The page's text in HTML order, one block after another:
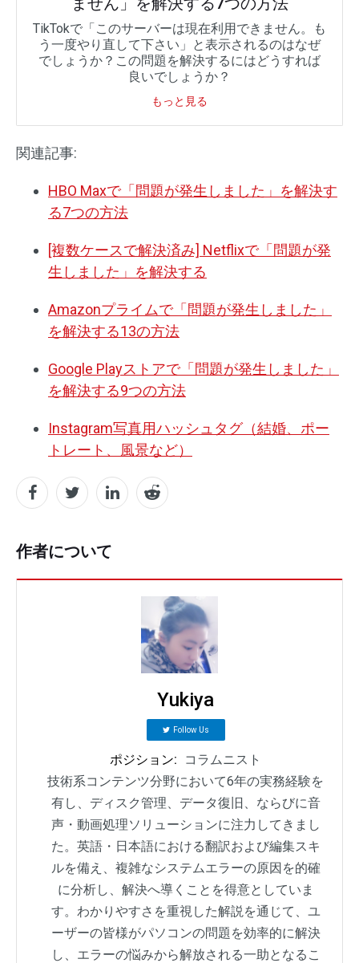
TikTokで「このサーバーは現在利用できません。も
う一度やり直して下さい」と表示されるのはなぜ
でしょうか？この問題を解決するにはどうすれば
良いでしょうか？
もっと見る
関連記事:
HBO Maxで「問題が発生しました」を解決す
る7つの方法
[複数ケースで解決済み] Netflixで「問題が発
生しました」を解決する
Amazonプライムで「問題が発生しました」
を解決する13の方法
Google Playストアで「問題が発生しました」
を解決する9つの方法
Instagram写真用ハッシュタグ（結婚、ポー
トレート、風景など）
作者について
Yukiya
Follow Us
ポジション:
コラムニスト
技術系コンテンツ分野において6年の実務経験を
有し、ディスク管理、データ復旧、ならびに音
声・動画処理ソリューションに注力してきまし
た。英語・日本語における翻訳および編集スキ
ルを備え、複雑なシステムエラーの原因を的確
に分析し、解決へ導くことを得意としていま
す。わかりやすさを重視した解説を通じて、ユ
ーザーの皆様がパソコンの問題を効率的に解決
し、エラーの悩みから解放される一助となるこ